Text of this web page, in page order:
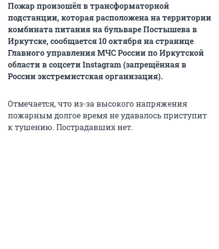
Пожар произошёл в трансформаторной
подстанции, которая расположена на территории
комбината питания на бульваре Постышева в
Иркутске, сообщается 10 октября на странице
Главного управления МЧС России по Иркутской
области в соцсети Instagram (запрещённая в
России экстремистская организация).
Отмечается, что из-за высокого напряжения
пожарным долгое время не удавалось приступит
к тушению. Пострадавших нет.